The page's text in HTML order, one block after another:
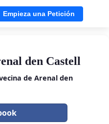
Empieza una Petición
den Castell
de Arenal den